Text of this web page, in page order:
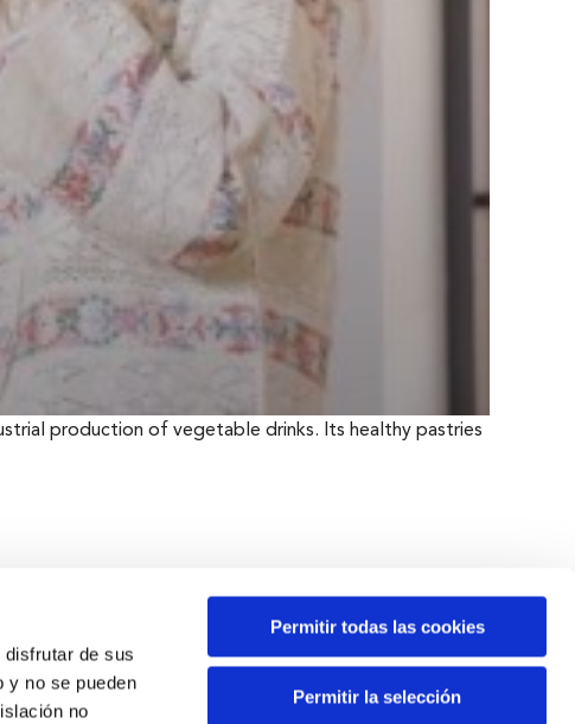
de sus
y no se pueden
no
Permitir todas las cookies
Permitir la selección
production of vegetable drinks. Its healthy pastries